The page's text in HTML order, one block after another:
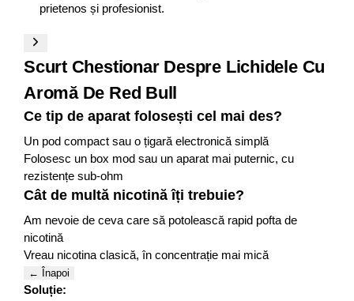
prietenos și profesionist.
Scurt Chestionar Despre Lichidele Cu
Aromă De Red Bull
Ce tip de aparat folosești cel mai des?
Un pod compact sau o țigară electronică simplă
Folosesc un box mod sau un aparat mai puternic, cu
rezistențe sub-ohm
Cât de multă nicotină îți trebuie?
Am nevoie de ceva care să potolească rapid pofta de
nicotină
Vreau nicotina clasică, în concentrație mai mică
← Înapoi
Soluție: